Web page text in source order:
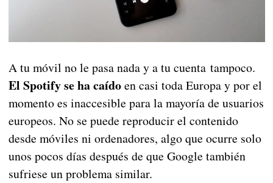
A tu móvil no le pasa nada y a tu cuenta tampoco.
El Spotify se ha caídoen casi toda Europa y por el
momento es inaccesible para la mayoría de usuarios
europeos. No se puede reproducir el contenido
desde móviles ni ordenadores, algo que ocurre solo
unos pocos días después de que Google también
sufriese un problema similar.